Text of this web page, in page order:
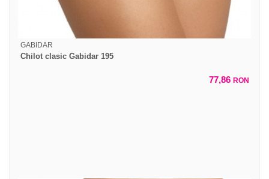
GABIDAR
Chilot clasic Gabidar 195
77,86 RON